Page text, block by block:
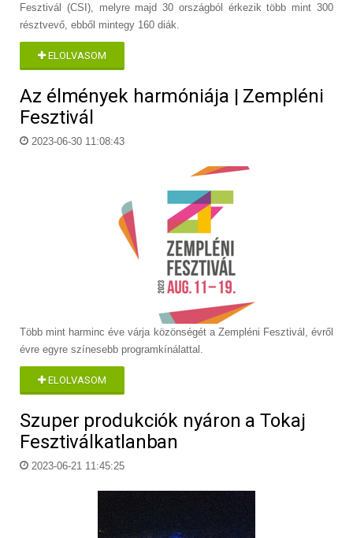
Fesztivál (CSI), melyre majd 30 országból érkezik több mint 300
résztvevő, ebből mintegy 160 diák.
ELOLVASOM
Az élmények harmóniája | Zempléni
Fesztivál
2023-06-30 11:08:43
Több mint harminc éve várja közönségét a Zempléni Fesztivál, évről
évre egyre színesebb programkínálattal.
ELOLVASOM
Szuper produkciók nyáron a Tokaj
Fesztiválkatlanban
2023-06-21 11:45:25